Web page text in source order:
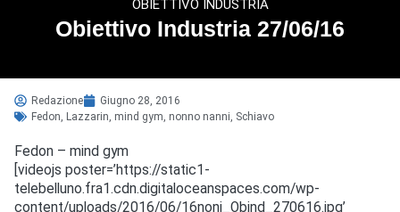
OBIETTIVO INDUSTRIA
Obiettivo Industria 27/06/16
Redazione
Giugno 28, 2016
Fedon Lazzarin mind gym nonno nanni Schiavo
Fedon – mind gym
[videojs poster=’https://static1-
telebelluno.fra1.cdn.digitaloceanspaces.com/wp-
content/uploads/2016/06/16noni_Obind_270616.jpg’